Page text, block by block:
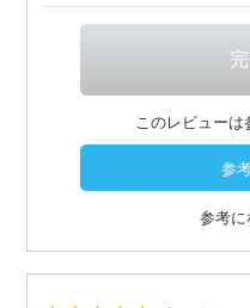
このレビューは
参考